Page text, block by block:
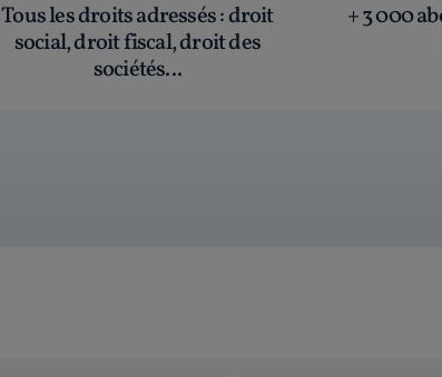
Tous les droits adressés: droit
social, droit fiscal, droit des
sociétés...
+ 3 000